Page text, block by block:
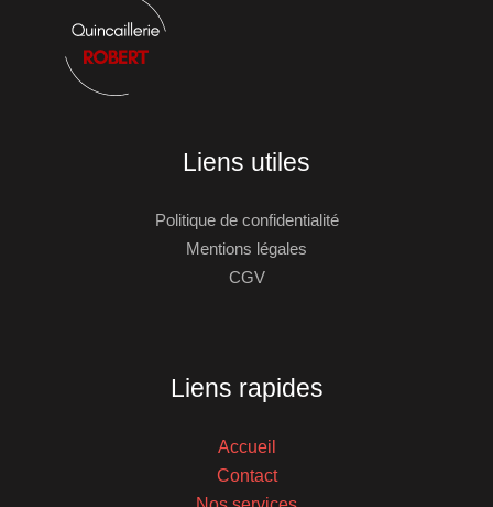
Liens utiles
Politique de confidentialité
Mentions légales
CGV
Liens rapides
Accueil
Contact